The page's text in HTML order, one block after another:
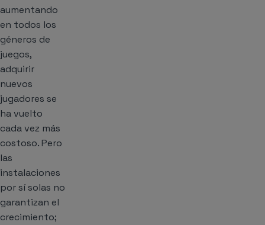
aumentando
en todos los
géneros de
juegos,
adquirir
nuevos
jugadores se
ha vuelto
cada vez más
costoso. Pero
las
instalaciones
por sí solas no
garantizan el
crecimiento;